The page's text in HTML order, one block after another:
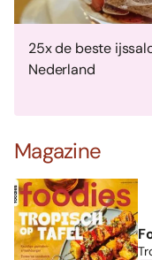
25x de beste
Nederland
Magazine